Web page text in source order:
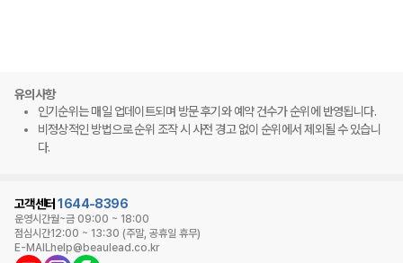
유의사항
인기순위는 매일 업데이트되며 방문 후기와 예약 건수가 순위에 반영됩니다.
비정상적인 방법으로 순위 조작 시 사전 경고 없이 순위에서 제외될 수 있습니
다.
고객센터 1644-8396
운영시간월~금 09:00 ~ 18:00
점심시간12:00 ~ 13:30 (주말, 공휴일 휴무)
E-MAILhelp@beaulead.co.kr